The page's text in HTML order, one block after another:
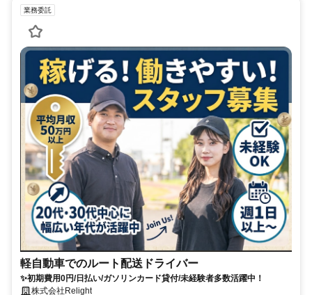
業務委託
軽自動車でのルート配送ドライバー
✨初期費用0円/日払い/ガソリンカード貸付/未経験者多数活躍中！
株式会社Relight